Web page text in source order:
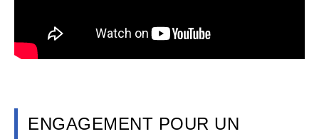
ENGAGEMENT POUR UN